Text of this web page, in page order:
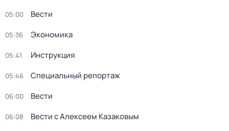
05:00 Вести
05:36 Экономика
05:41 Инструкция
05:46 Специальный репортаж
06:00 Вести
06:08 Вести с Алексеем Казаковым